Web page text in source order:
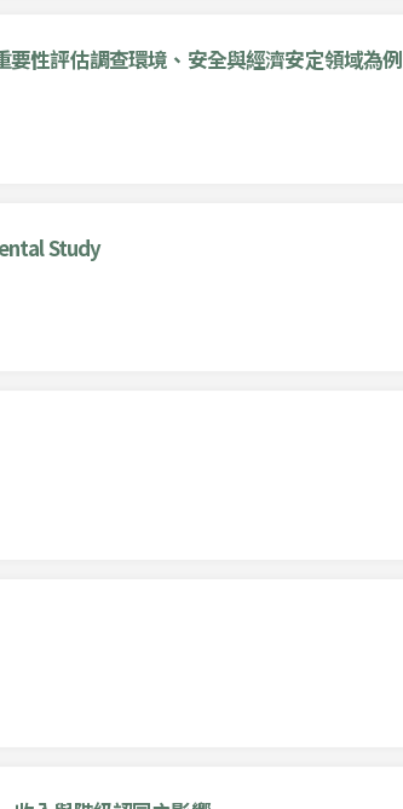
性評估調查環境、安全與經濟安定領域為例
Study